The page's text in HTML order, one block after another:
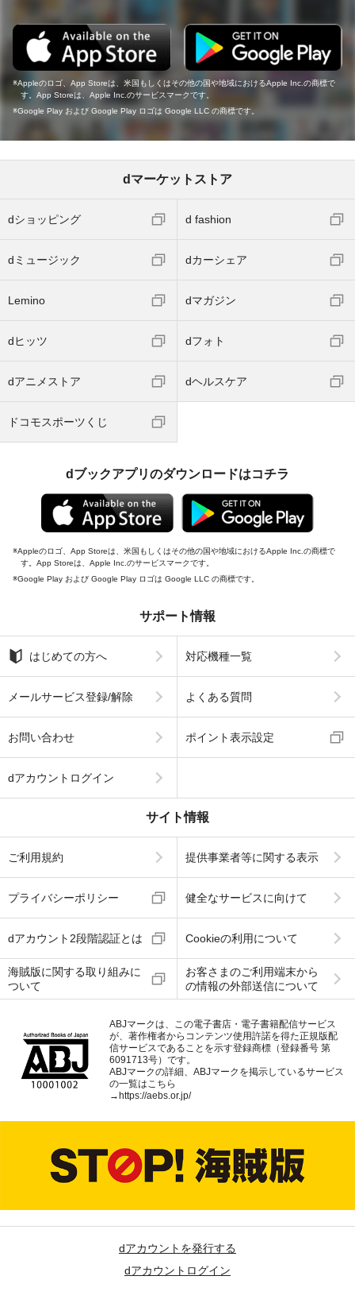
Appleのロゴ、App Storeは、米国もしくはその他の国や地域におけるApple Inc.の商標で
す。App Storeは、Apple Inc.のサービスマークです。
Google Play および Google Play ロゴは Google LLC の商標です。
dマーケットストア
dショッピング d fashion
dミュージック dカーシェア
Lemino dマガジン
dヒッツ dフォト
dアニメストア dヘルスケア
ドコモスポーツくじ
dブックアプリのダウンロードはコチラ
Appleのロゴ、App Storeは、米国もしくはその他の国や地域におけるApple Inc.の商標で
す。App Storeは、Apple Inc.のサービスマークです。
Google Play および Google Play ロゴは Google LLC の商標です。
サポート情報
はじめての方へ 対応機種一覧
メールサービス登録/解除 よくある質問
お問い合わせ ポイント表示設定
dアカウントログイン
サイト情報
ご利用規約 提供事業者等に関する表示
プライバシーポリシー 健全なサービスに向けて
dアカウント2段階認証とは Cookieの利用について
海賊版に関する取り組みに
ついて
お客さまのご利用端末から
の情報の外部送信について
ABJマークは、この電子書店・電子書籍配信サービス
が、著作権者からコンテンツ使用許諾を得た正規版配
信サービスであることを示す登録商標（登録番号 第
6091713号）です。
ABJマークの詳細、ABJマークを掲示しているサービス
の一覧はこちら
→ https://aebs.or.jp/
dアカウントを発行する
dアカウントログイン